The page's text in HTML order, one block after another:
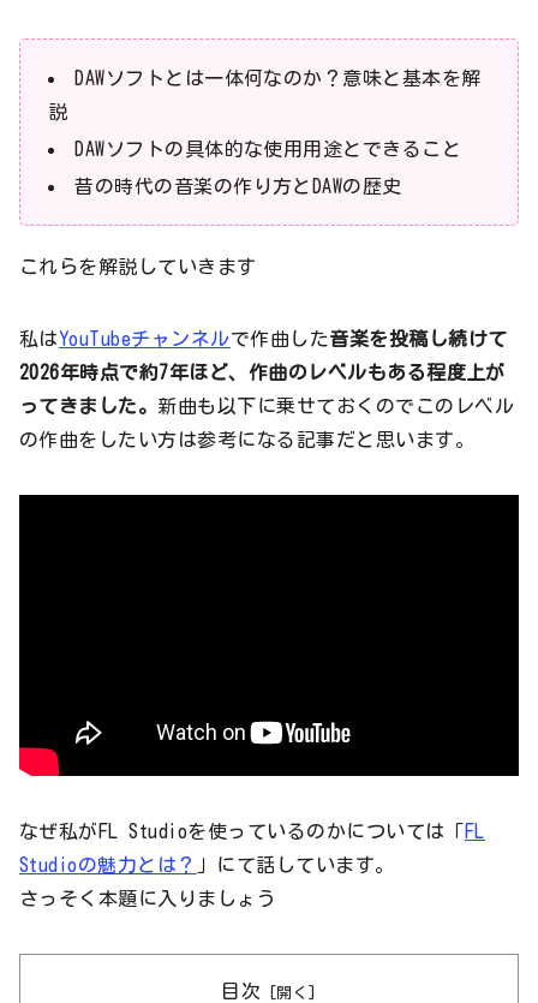
DAWソフトとは一体何なのか？意味と基本を解
説
DAWソフトの具体的な使用用途とできること
昔の時代の音楽の作り方とDAWの歴史
これらを解説していきます
私はYouTubeチャンネルで作曲した音楽を投稿し続けて
2026年時点で約7年ほど、作曲のレベルもある程度上が
ってきました。 新曲も以下に乗せておくのでこのレベル
の作曲をしたい方は参考になる記事だと思います。
なぜ私がFL Studioを使っているのかについては「 FL
Studioの魅力とは？
」にて話しています。
さっそく本題に入りましょう
目次